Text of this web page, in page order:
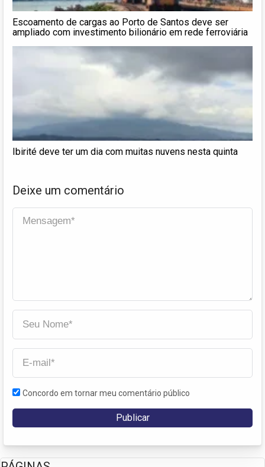
Escoamento de cargas ao Porto de Santos deve ser
ampliado com investimento bilionário em rede ferroviária
Ibirité deve ter um dia com muitas nuvens nesta quinta
Deixe um comentário
Concordo em tornar meu comentário público